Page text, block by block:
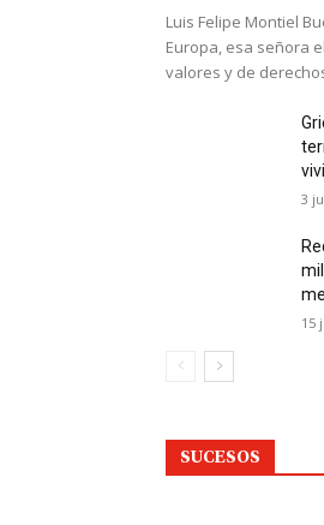
Luis Felipe Montiel
Europa, esa señora
valores y de
3
15
SUCESOS